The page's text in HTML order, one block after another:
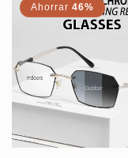
Ahorrar 46%